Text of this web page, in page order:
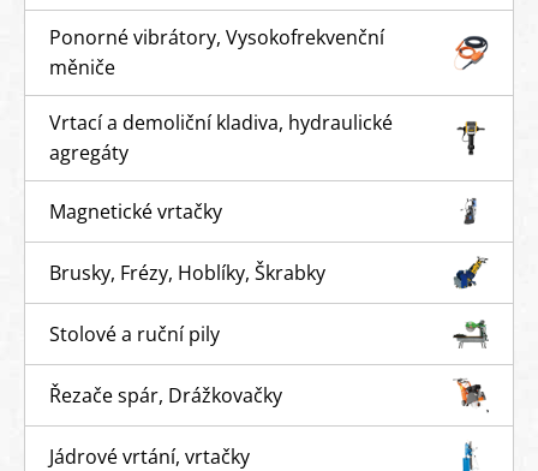
Ponorné vibrátory, Vysokofrekvenční
měniče
Vrtací a demoliční kladiva, hydraulické
agregáty
Magnetické vrtačky
Brusky, Frézy, Hoblíky, Škrabky
Stolové a ruční pily
Řezače spár, Drážkovačky
Jádrové vrtání, vrtačky